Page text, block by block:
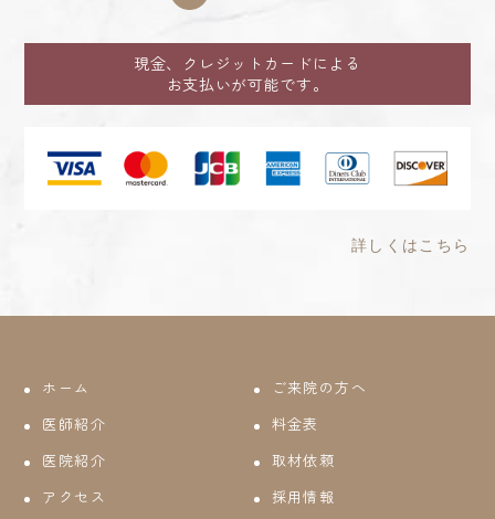
現金、クレジットカードによる
お支払いが可能です。
詳しくはこちら
ホーム
ご来院の方へ
医師紹介
料金表
医院紹介
取材依頼
アクセス
採用情報